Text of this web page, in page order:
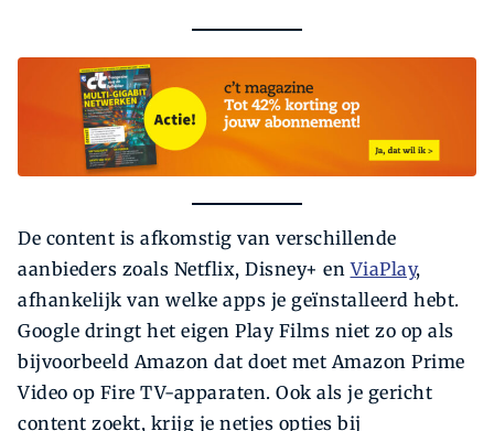
De content is afkomstig van verschillende
aanbieders zoals Netflix, Disney+ enViaPlay,
afhankelijk van welke apps je geïnstalleerd hebt.
Google dringt het eigen Play Films niet zo op als
bijvoorbeeld Amazon dat doet met Amazon Prime
Video op Fire TV-apparaten. Ook als je gericht
content zoekt, krijg je netjes opties bij